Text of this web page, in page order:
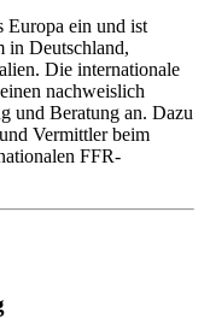
ein und ist
in Deutschland,
Die internationale
nachweislich
und Beratung an. Dazu
Vermittler beim
FFR-